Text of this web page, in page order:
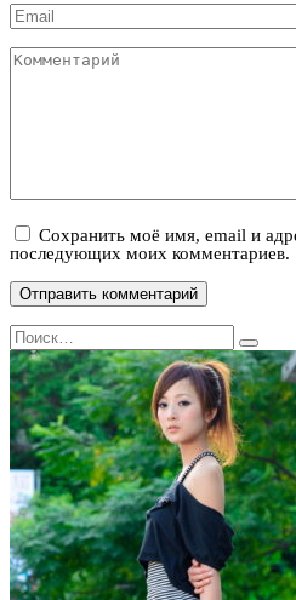
Email
*
Комментарий
Сохранить моё имя, email и
последующих моих комментариев.
Search
for: